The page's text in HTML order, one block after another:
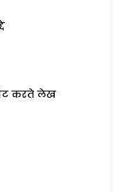
करते लेख